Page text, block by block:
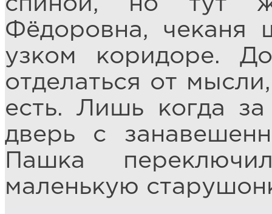
Фёдоровна, чеканя
узком коридоре.
отделаться от
есть. Лишь когда
дверь с
Пашка
маленькую